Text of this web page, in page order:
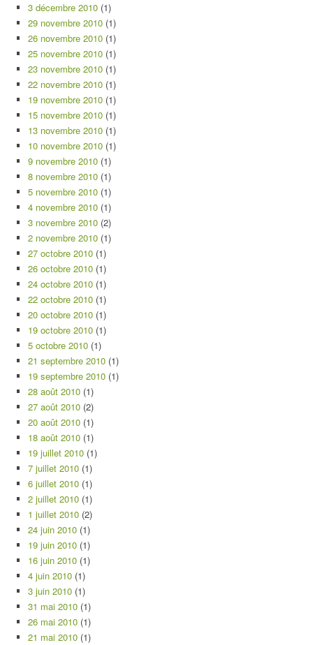
3 décembre 2010 (1)
29 novembre 2010 (1)
26 novembre 2010 (1)
25 novembre 2010 (1)
23 novembre 2010 (1)
22 novembre 2010 (1)
19 novembre 2010 (1)
15 novembre 2010 (1)
13 novembre 2010 (1)
10 novembre 2010 (1)
9 novembre 2010 (1)
8 novembre 2010 (1)
5 novembre 2010 (1)
4 novembre 2010 (1)
3 novembre 2010 (2)
2 novembre 2010 (1)
27 octobre 2010 (1)
26 octobre 2010 (1)
24 octobre 2010 (1)
22 octobre 2010 (1)
20 octobre 2010 (1)
19 octobre 2010 (1)
5 octobre 2010 (1)
21 septembre 2010 (1)
19 septembre 2010 (1)
28 août 2010 (1)
27 août 2010 (2)
20 août 2010 (1)
18 août 2010 (1)
19 juillet 2010 (1)
7 juillet 2010 (1)
6 juillet 2010 (1)
2 juillet 2010 (1)
1 juillet 2010 (2)
24 juin 2010 (1)
19 juin 2010 (1)
16 juin 2010 (1)
4 juin 2010 (1)
3 juin 2010 (1)
31 mai 2010 (1)
26 mai 2010 (1)
21 mai 2010 (1)